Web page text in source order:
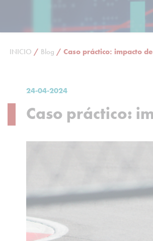
INICIO / Blog / Caso práctico: impacto
24-04-2024
Caso práctico: